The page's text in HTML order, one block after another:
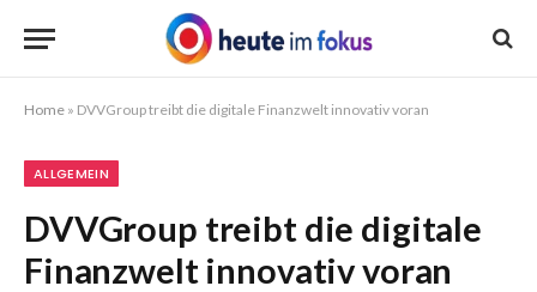
Home » DVVGroup treibt die digitale Finanzwelt innovativ voran
ALLGEMEIN
DVVGroup treibt die digitale
Finanzwelt innovativ voran